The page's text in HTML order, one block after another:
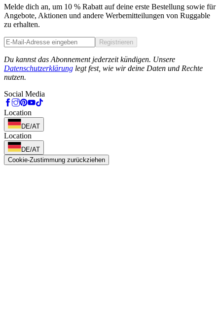
Melde dich an, um 10 % Rabatt auf deine erste Bestellung sowie für
Angebote, Aktionen und andere Werbemitteilungen von Ruggable
zu erhalten.
Registrieren
Du kannst das Abonnement jederzeit kündigen. Unsere
Datenschutzerklärung legt fest, wie wir deine Daten und Rechte
nutzen.
Social Media
Location
DE/AT
Location
DE/AT
Cookie-Zustimmung zurückziehen